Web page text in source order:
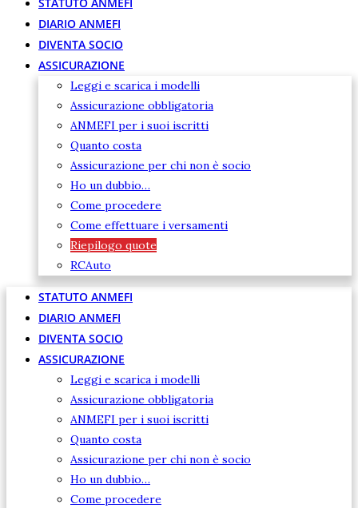
DIARIO ANMEFI
DIVENTA SOCIO
ASSICURAZIONE
Leggi e scarica i modelli
Assicurazione obbligatoria
ANMEFI per i suoi iscritti
Quanto costa
Assicurazione per chi non è socio
Ho un dubbio…
Come procedere
Come effettuare i versamenti
Riepilogo quote
RCAuto
STATUTO ANMEFI
DIARIO ANMEFI
DIVENTA SOCIO
ASSICURAZIONE
Leggi e scarica i modelli
Assicurazione obbligatoria
ANMEFI per i suoi iscritti
Quanto costa
Assicurazione per chi non è socio
Ho un dubbio…
Come procedere